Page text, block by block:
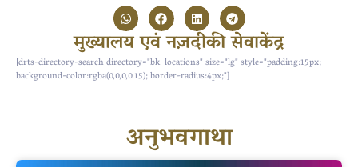
मुख्यालय एवं नज़दीकी सेवाकेंद्र
[drts-directory-search directory="bk_locations" size="lg" style="padding:15px;
background-color:rgba(0,0,0,0.15); border-radius:4px;"]
अनुभवगाथा